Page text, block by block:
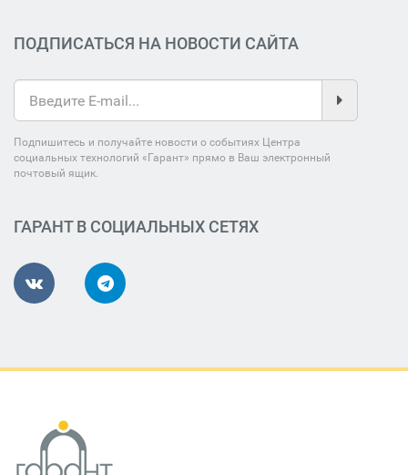
ПОДПИСАТЬСЯ НА НОВОСТИ САЙТА
Подпишитесь и получайте новости о событиях Центра
социальных технологий «Гарант» прямо в Ваш электронный
почтовый ящик.
ГАРАНТ В СОЦИАЛЬНЫХ СЕТЯХ